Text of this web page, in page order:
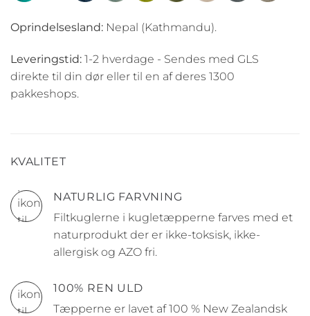
Oprindelsesland: Nepal (Kathmandu).
Leveringstid: 1-2 hverdage - Sendes med GLS
direkte til din dør eller til en af deres 1300
pakkeshops.
KVALITET
NATURLIG FARVNING
Filtkuglerne i kugletæpperne farves med et
naturprodukt der er ikke-toksisk, ikke-
allergisk og AZO fri.
100% REN ULD
Tæpperne er lavet af 100 % New Zealandsk